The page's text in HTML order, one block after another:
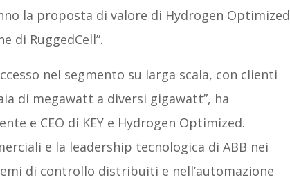
la proposta di valore di Hydrogen Optimized
di RuggedCell”.
nel segmento su larga scala, con clienti
di megawatt a diversi gigawatt”, ha
e CEO di KEY e Hydrogen Optimized.
e la leadership tecnologica di ABB nei
di controllo distribuiti e nell’automazione